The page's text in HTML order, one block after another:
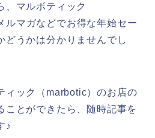
、マルボティック
ルマガなどでお得な年始セー
どうかは分かりませんでし
ィック（marbotic）のお店の
ことができたら、随時記事を
♪